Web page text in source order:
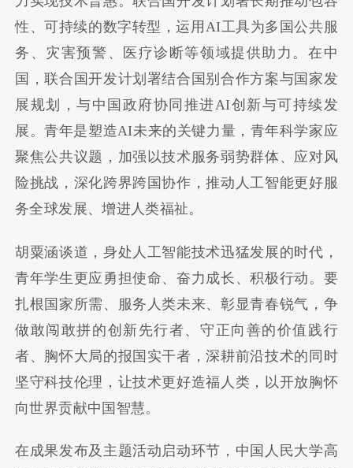
性、可持续的数字转型，运用AI工具为多国公共服
务、灾害预警、医疗诊断等领域提供助力。在中
国，联合国开发计划署结合国别合作方案与国家发
展规划，与中国政府协同推进AI创新与可持续发
展。青年是塑造AI未来的关键力量，青年科学家应
聚焦公共议题，加强以技术服务弱势群体、应对风
险挑战，深化跨界跨国协作，推动人工智能更好服
务全球发展、增进人类福祉。
胡粟涵谈道，身处人工智能技术迅猛发展的时代，
青年学生更应勇担使命、奋力成长、积极行动。要
扎根国家所需、服务人类未来、彰显青春锐气，争
做敢闯敢拼的创新先行者、守正向善的价值践行
者、胸怀大局的报国实干者，深耕前沿技术的同时
坚守科技伦理，让技术更好造福人类，以开放胸怀
向世界贡献中国智慧。
在成果发布及主题活动启动环节，中国人民大学高